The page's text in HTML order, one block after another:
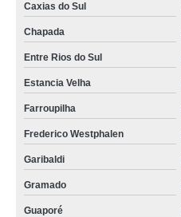
Caxias do Sul
Chapada
Entre Rios do Sul
Estancia Velha
Farroupilha
Frederico Westphalen
Garibaldi
Gramado
Guaporé